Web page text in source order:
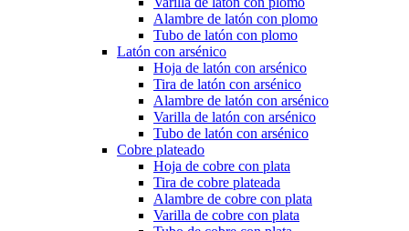
Alambre de latón con plomo
Tubo de latón con plomo
Latón con arsénico
Hoja de latón con arsénico
Tira de latón con arsénico
Alambre de latón con arsénico
Varilla de latón con arsénico
Tubo de latón con arsénico
Cobre plateado
Hoja de cobre con plata
Tira de cobre plateada
Alambre de cobre con plata
Varilla de cobre con plata